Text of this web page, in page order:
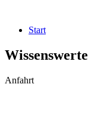
Start
Anfahrt